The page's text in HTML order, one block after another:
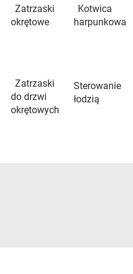
Zatrzaski
okrętowe
Kotwica
harpunkowa
Zatrzaski
do drzwi
okrętowych
Sterowanie
łodzią